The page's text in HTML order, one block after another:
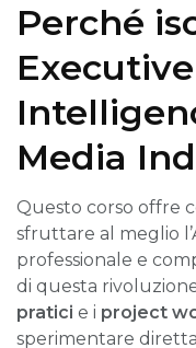
Perché
Media
Questo corso offre
sfruttare al meglio
professionale e
di questa
pratici e i project
sperimentare